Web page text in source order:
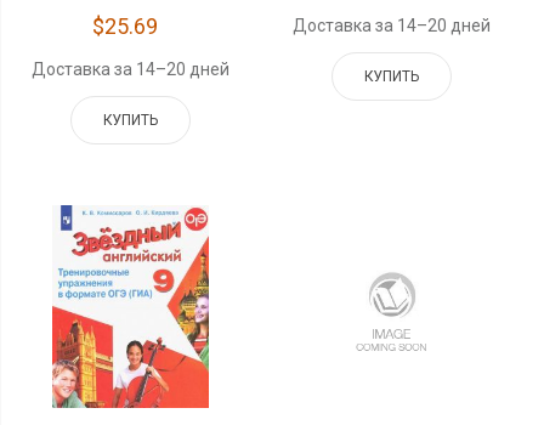
$25.69
Доставка за 14–20 дней
КУПИТЬ
Доставка за 14–20 дней
КУПИТЬ